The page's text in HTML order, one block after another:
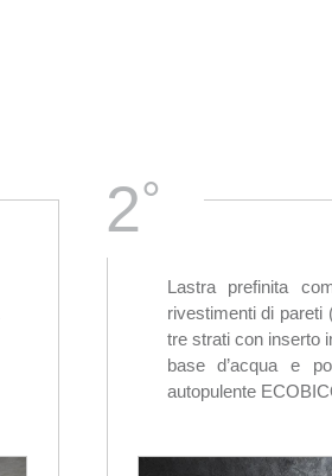
2°
Lastra prefinita
rivestimenti di
tre strati con inserto
base d’acqua e
autopulente